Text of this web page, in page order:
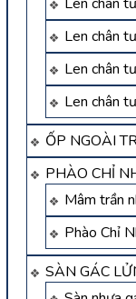
Len chân
Len chân
Len chân
ỐP NGOÀI
PHÀO CHỈ
Mâm trần
Phào Chỉ
SÀN GÁC